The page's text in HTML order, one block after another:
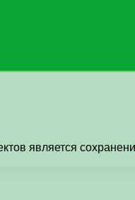
является